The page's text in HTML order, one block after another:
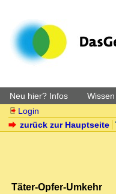
Neu hier? Infos Wissen
Login
zurück zur Hauptseite
Täter-Opfer-Umkehr